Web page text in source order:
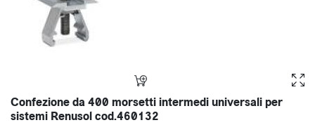
Confezione da 400 morsetti intermedi universali per
sistemi Renusol cod.460132